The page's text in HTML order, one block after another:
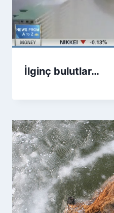
İlginç bulutlar…